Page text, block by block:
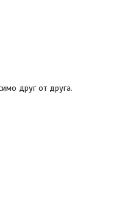
друг от друга.